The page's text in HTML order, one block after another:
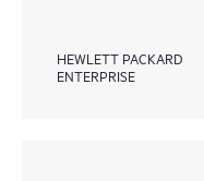
HEWLETT PACKARD
ENTERPRISE